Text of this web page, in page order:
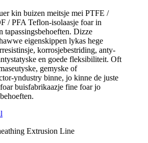
kin buizen meitsje mei PTFE /
/ PFA Teflon-isolaasje foar in
tapassingsbehoeften. Dizze
eigenskippen lykas hege
korrosjebestriding, anty-
en goede fleksibiliteit. Oft
gemyske of
yndustry binne, jo kinne de juste
buisfabrikaazje fine foar jo